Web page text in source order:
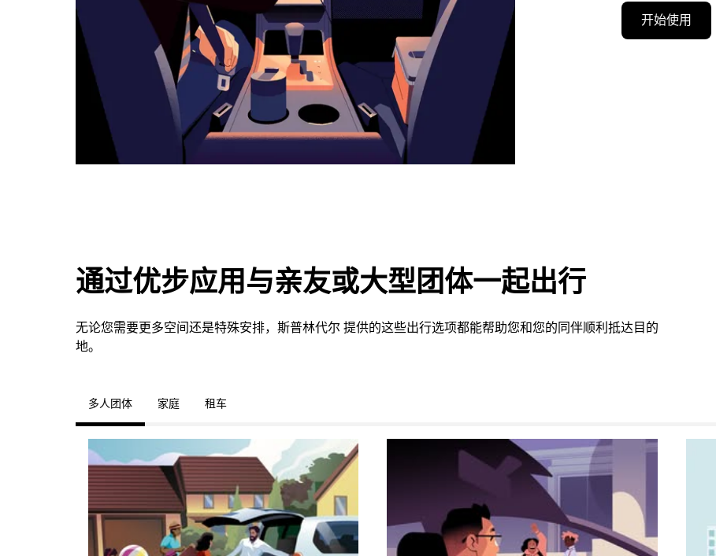
关
闭
日
历。
开始使用
通过优步应用与亲友或大型团体一起出行
无论您需要更多空间还是特殊安排，斯普林代尔 提供的这些出行选项都能帮助您和您的同伴顺利抵达目的
地。
多人团体 家庭 租车